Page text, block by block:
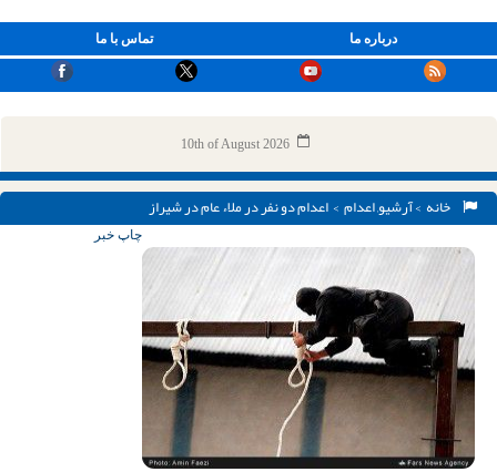
تماس با ما درباره ما
10th of August 2026
خانه >آرشیو,اعدام> اعدام دو نفر در ملاء عام در شیراز
چاپ خبر